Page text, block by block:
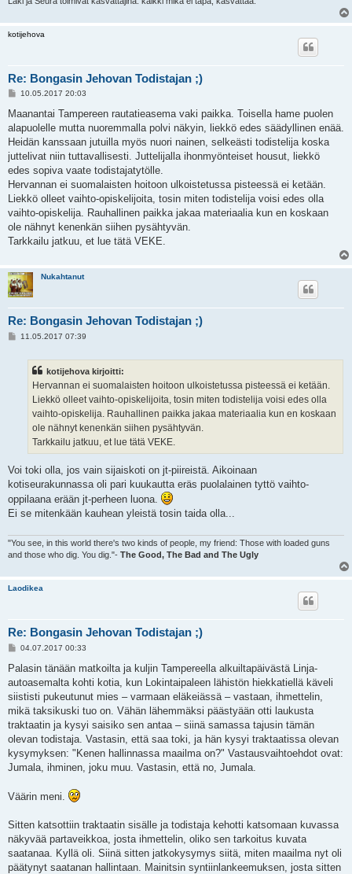
kotijehova
Re: Bongasin Jehovan Todistajan ;)
V
e
t
i
10.05.2017 20:03
Maanantai Tampereen rautatieasema vaki paikka. Toisella hame puolen
alapuolelle mutta nuoremmalla polvi näkyin, liekkö edes säädyllinen enää.
Heidän kanssaan jutuilla myös nuori nainen, selkeästi todistelija koska
juttelivat niin tuttavallisesti. Juttelijalla ihonmyönteiset housut, liekkö
edes sopiva vaate todistajatytölle.
Hervannan ei suomalaisten hoitoon ulkoistetussa pisteessä ei ketään.
Liekkö olleet vaihto-opiskelijoita, tosin miten todistelija voisi edes olla
vaihto-opiskelija. Rauhallinen paikka jakaa materiaalia kun en koskaan
ole nähnyt kenenkän siihen pysähtyvän.
Tarkkailu jatkuu, et lue tätä VEKE.
Nukahtanut
Re: Bongasin Jehovan Todistajan ;)
V11.05.2017 07:39
kotijehova kirjoitti:
Hervannan ei suomalaisten hoitoon ulkoistetussa pisteessä ei ketään.
Liekkö olleet vaihto-opiskelijoita, tosin miten todistelija voisi edes olla
vaihto-opiskelija. Rauhallinen paikka jakaa materiaalia kun en koskaan
ole nähnyt kenenkän siihen pysähtyvän.
Tarkkailu jatkuu, et lue tätä VEKE.
Voi toki olla, jos vain sijaiskoti on jt-piireistä. Aikoinaan
kotiseurakunnassa oli pari kuukautta eräs puolalainen tyttö vaihto-
oppilaana erään jt-perheen luona.
Ei se mitenkään kauhean yleistä tosin taida olla...
"You see, in this world there's two kinds of people, my friend: Those with loaded guns
and those who dig. You dig."- The Good, The Bad and The Ugly
Laodikea
Re: Bongasin Jehovan Todistajan ;)
V
e
t
i
04.07.2017 00:33
Palasin tänään matkoilta ja kuljin Tampereella alkuiltapäivästä Linja-
autoasemalta kohti kotia, kun Lokintaipaleen lähistön hiekkatiellä käveli
siististi pukeutunut mies – varmaan eläkeiässä – vastaan, ihmettelin,
mikä taksikuski tuo on. Vähän lähemmäksi päästyään otti laukusta
traktaatin ja kysyi saisiko sen antaa – siinä samassa tajusin tämän
olevan todistaja. Vastasin, että saa toki, ja hän kysyi traktaatissa olevan
kysymyksen: "Kenen hallinnassa maailma on?" Vastausvaihtoehdot ovat:
Jumala, ihminen, joku muu. Vastasin, että no, Jumala.
Väärin meni.
Sitten katsottiin traktaatin sisälle ja todistaja kehotti katsomaan kuvassa
näkyvää partaveikkoa, josta ihmettelin, oliko sen tarkoitus kuvata
saatanaa. Kyllä oli. Siinä sitten jatkokysymys siitä, miten maailma nyt oli
päätynyt saatanan hallintaan. Mainitsin syntiinlankeemuksen, josta sitten